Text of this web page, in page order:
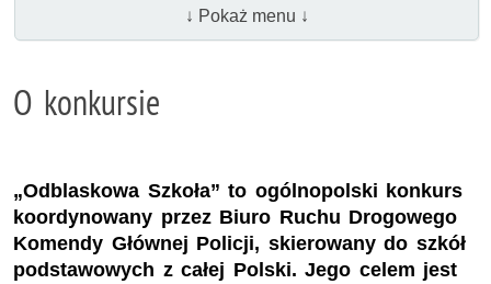
↓ Pokaż menu ↓
O konkursie
„Odblaskowa Szkoła” to ogólnopolski konkurs
koordynowany przez Biuro Ruchu Drogowego
Komendy Głównej Policji, skierowany do szkół
podstawowych z całej Polski. Jego celem jest